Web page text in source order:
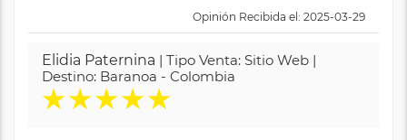
Opinión Recibida el: 2025-03-29
Elidia Paternina | Tipo Venta: Sitio Web |
Destino: Baranoa - Colombia
★★★★★